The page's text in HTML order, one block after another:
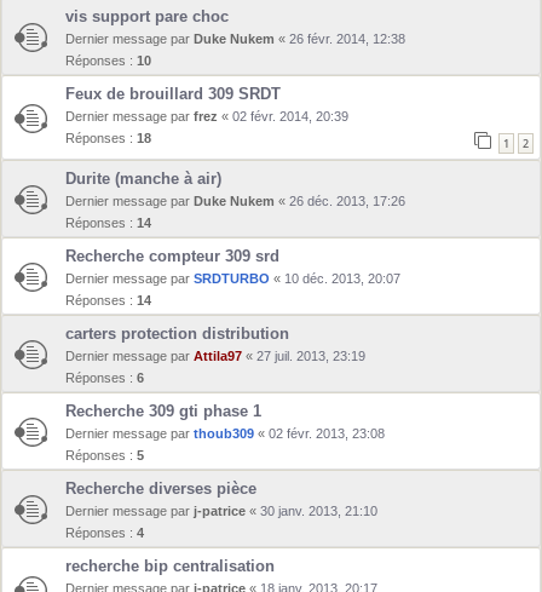
vis support pare choc
Dernier message par Duke Nukem « 26 févr. 2014, 12:38
Réponses : 10
Feux de brouillard 309 SRDT
Dernier message par frez « 02 févr. 2014, 20:39
Réponses : 18 1 2
Durite (manche à air)
Dernier message par Duke Nukem « 26 déc. 2013, 17:26
Réponses : 14
Recherche compteur 309 srd
Dernier message par SRDTURBO « 10 déc. 2013, 20:07
Réponses : 14
carters protection distribution
Dernier message par Attila97 « 27 juil. 2013, 23:19
Réponses : 6
Recherche 309 gti phase 1
Dernier message par thoub309 « 02 févr. 2013, 23:08
Réponses : 5
Recherche diverses pièce
Dernier message par j-patrice « 30 janv. 2013, 21:10
Réponses : 4
recherche bip centralisation
Dernier message par j-patrice « 18 janv. 2013, 20:17